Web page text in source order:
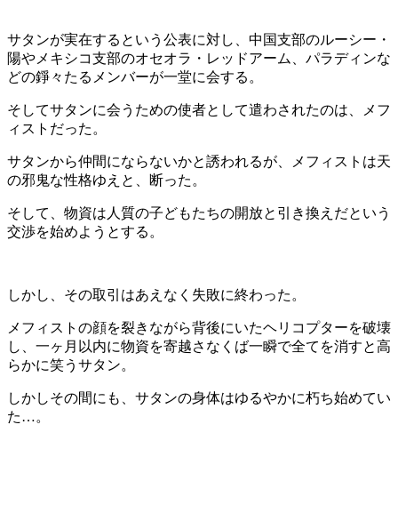
サタンが実在するという公表に対し、中国支部のルーシー・
陽やメキシコ支部のオセオラ・レッドアーム、パラディンな
どの錚々たるメンバーが一堂に会する。
そしてサタンに会うための使者として遣わされたのは、メフ
ィストだった。
サタンから仲間にならないかと誘われるが、メフィストは天
の邪鬼な性格ゆえと、断った。
そして、物資は人質の子どもたちの開放と引き換えだという
交渉を始めようとする。
しかし、その取引はあえなく失敗に終わった。
メフィストの顔を裂きながら背後にいたヘリコプターを破壊
し、一ヶ月以内に物資を寄越さなくば一瞬で全てを消すと高
らかに笑うサタン。
しかしその間にも、サタンの身体はゆるやかに朽ち始めてい
た…。